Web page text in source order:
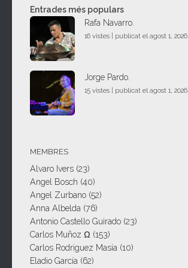
Entrades més populars
Rafa Navarro.
16 vistes publicat el agost 1, 2026
Jorge Pardo.
15 vistes publicat el agost 1, 2026
MEMBRES
Alvaro Ivers (23)
Angel Bosch (40)
Angel Zurbano (52)
Anna Albelda (76)
Antonio Castello Guirado (23)
Carlos Muñoz Ω (153)
Carlos Rodriguez Masia (10)
Eladio García (62)